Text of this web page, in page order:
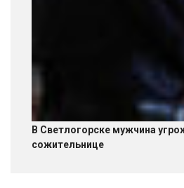
В Светлогорске мужчина
сожительнице